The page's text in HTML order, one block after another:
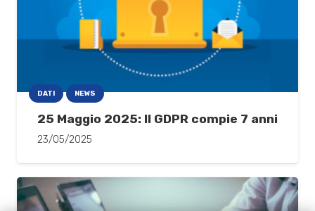
DATI NEWS
25 Maggio 2025: Il GDPR compie 7 anni
23/05/2025